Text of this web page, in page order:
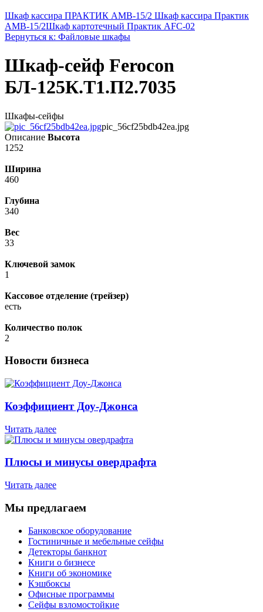
Шкаф кассира ПРАКТИК АМВ-15/2 Шкаф кассира Практик
AMB-15/2Шкаф картотечный Практик AFC-02
Вернуться к: Файловые шкафы
Шкаф-сейф Ferocon
БЛ-125К.Т1.П2.7035
Шкафы-сейфы
pic_56cf25bdb42ea.jpg
Описание Высота
1252
Ширина
460
Глубина
340
Вес
33
Ключевой замок
1
Кассовое отделение (трейзер)
есть
Количество полок
2
Новости бизнеса
Коэффициент Доу-Джонса
Читать далее
Плюсы и минусы овердрафта
Читать далее
Мы предлагаем
Банковское оборудование
Гостиничные и мебельные сейфы
Детекторы банкнот
Книги о бизнесе
Книги об экономике
Кэшбоксы
Офисные программы
Сейфы взломостойкие